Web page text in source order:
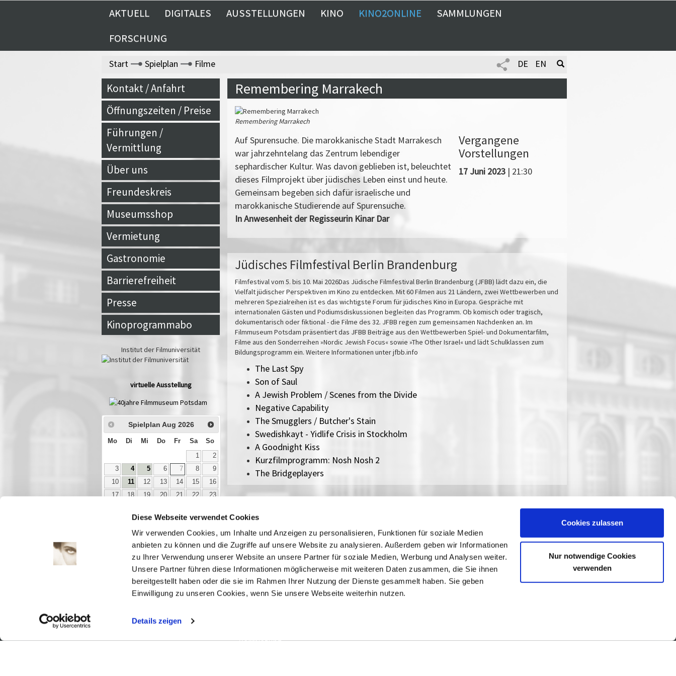
Diese Webseite verwendet Cookies
Wir verwenden Cookies, um Inhalte und Anzeigen zu personalisieren, Funktionen für soziale Medien
anbieten zu können und die Zugriffe auf unsere Website zu analysieren. Außerdem geben wir Informationen
zu Ihrer Verwendung unserer Website an unsere Partner für soziale Medien, Werbung und Analysen weiter.
Unsere Partner führen diese Informationen möglicherweise mit weiteren Daten zusammen, die Sie ihnen
bereitgestellt haben oder die sie im Rahmen Ihrer Nutzung der Dienste gesammelt haben. Sie geben
Einwilligung zu unseren Cookies, wenn Sie unsere Webseite weiterhin nutzen.
Details zeigen
Cookies zulassen
Nur notwendige Cookies
verwenden
AKTUELL DIGITALES AUSSTELLUNGEN KINO KINO2ONLINE
SAMMLUNGEN
FORSCHUNG
Start Spielplan Filme DE EN
Kontakt / Anfahrt
Öffnungszeiten / Preise
Führungen /
Vermittlung
Über uns
Freundeskreis
Museumsshop
Vermietung
Gastronomie
Barrierefreiheit
Presse
Kinoprogrammabo
Institut der Filmuniversität
virtuelle Ausstellung
Spielplan Aug 2026
Mo Di Mi Do Fr Sa So
1
2
3
4 5 6 7 8
9
10
11 12 13 14 15
16
17
18 19 20 21 22
23
Remembering Marrakech
Remembering Marrakech
Auf Spurensuche. Die marokkanische Stadt Marrakesch
war jahrzehntelang das Zentrum lebendiger
sephardischer Kultur. Was davon geblieben ist, beleuchtet
dieses Filmprojekt über jüdisches Leben einst und heute.
Gemeinsam begeben sich dafür israelische und
marokkanische Studierende auf Spurensuche.
In Anwesenheit der Regisseurin Kinar Dar
Vergangene
Vorstellungen
17 Juni 2023 | 21:30
Jüdisches Filmfestival Berlin Brandenburg
Filmfestival vom 5. bis 10. Mai 2026Das Jüdische Filmfestival Berlin Brandenburg (JFBB) lädt dazu ein, die
Vielfalt jüdischer Perspektiven im Kino zu entdecken. Mit 60 Filmen aus 21 Ländern, zwei Wettbewerben und
mehreren Spezialreihen ist es das wichtigste Forum für jüdisches Kino in Europa. Gespräche mit
internationalen Gästen und Podiumsdiskussionen begleiten das Programm. Ob komisch oder tragisch,
dokumentarisch oder fiktional - die Filme des 32. JFBB regen zum gemeinsamen Nachdenken an. Im
Filmmuseum Potsdam präsentiert das JFBB Beiträge aus den Wettbewerben Spiel- und Dokumentarfilm,
Filme aus den Sonderreihen »Nordic Jewish Focus« sowie »The Other Israel« und lädt Schulklassen zum
Bildungsprogramm ein. Weitere Informationen unter jfbb.info
The Last Spy
Son of Saul
A Jewish Problem / Scenes from the Divide
Negative Capability
The Smugglers / Butcher's Stain
Swedishkayt - Yidlife Crisis in Stockholm
A Goodnight Kiss
Kurzfilmprogramm: Nosh Nosh 2
The Bridgeplayers
Aktuell
Digitales
Ausstellungen
Kino
Sammlungen
Kontakt / Anfahrt
Öffnungszeiten / Preise
Führungen /
Vermittlung
Vermietung
Impressum
Sitemap
Datenschutz
Cookie-Einstellungen